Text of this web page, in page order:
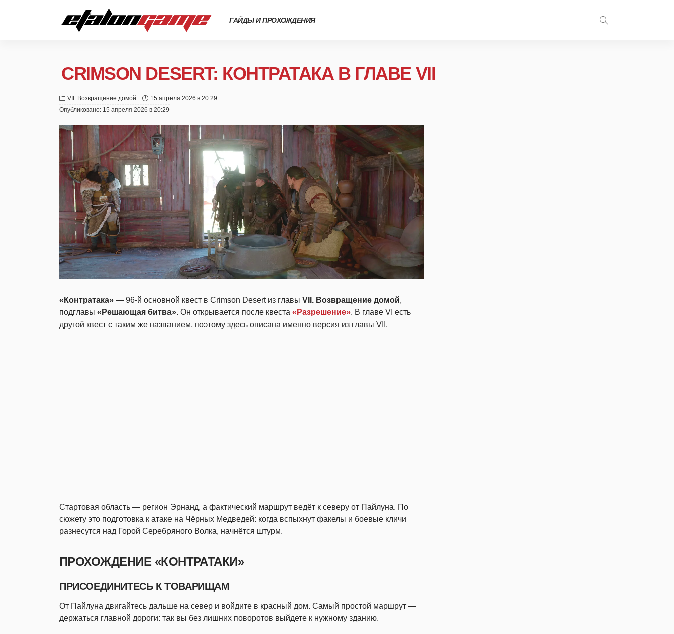
ГАЙДЫ И ПРОХОЖДЕНИЯ
CRIMSON DESERT: КОНТРАТАКА В ГЛАВЕ VII
VII. Возвращение домой
15 апреля 2026 в 20:29
Опубликовано: 15 апреля 2026 в 20:29
«Контратака» — 96-й основной квест в Crimson Desert из главы VII. Возвращение домой,
подглавы «Решающая битва». Он открывается после квеста «Разрешение». В главе VI есть
другой квест с таким же названием, поэтому здесь описана именно версия из главы VII.
Стартовая область — регион Эрнанд, а фактический маршрут ведёт к северу от Пайлуна. По
сюжету это подготовка к атаке на Чёрных Медведей: когда вспыхнут факелы и боевые кличи
разнесутся над Горой Серебряного Волка, начнётся штурм.
ПРОХОЖДЕНИЕ «КОНТРАТАКИ»
ПРИСОЕДИНИТЕСЬ К ТОВАРИЩАМ
От Пайлуна двигайтесь дальше на север и войдите в красный дом. Самый простой маршрут —
держаться главной дороги: так вы без лишних поворотов выйдете к нужному зданию.